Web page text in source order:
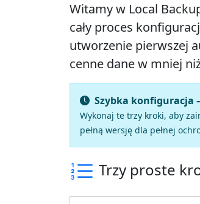
Witamy w Local
cały proces
utworzenie pierwszej
cenne dane w mniej
Szybka konfiguracja
Wykonaj te trzy kroki, aby
pełną wersję dla pełnej
Trzy proste